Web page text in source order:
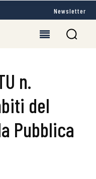
Newsletter
n.
del
Pubblica